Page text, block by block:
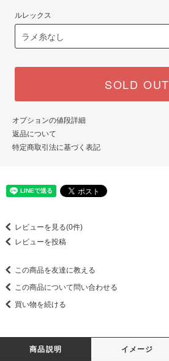
ルレックス
SOLD OUT
オプションの値段詳細
返品について
特定商取引法に基づく表記
レビューを見る(0件)
レビューを投稿
この商品を友達に教える
この商品について問い合わせる
買い物を続ける
商品説明 イメージ